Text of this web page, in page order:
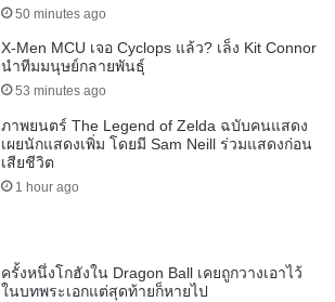
50 minutes ago
X-Men MCU เจอ Cyclops แล้ว? เล็ง Kit Connor
นำทีมมนุษย์กลายพันธุ์
53 minutes ago
ภาพยนตร์ The Legend of Zelda ฉบับคนแสดง
เผยนักแสดงเพิ่ม โดยมี Sam Neill ร่วมแสดงก่อน
เสียชีวิต
1 hour ago
ครั้งหนึ่งโกฮังใน Dragon Ball เคยถูกวางเอาไว้
ในบทพระเอกแต่สุดท้ายก็หายไป